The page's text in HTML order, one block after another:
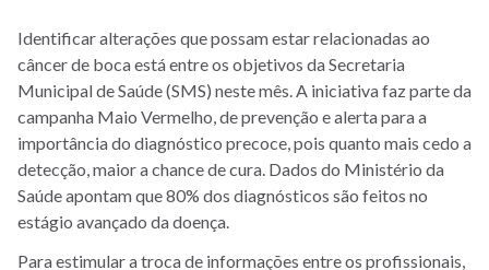
Identificar alterações que possam estar relacionadas ao
câncer de bocaestá entre os objetivos da Secretaria
Municipal de Saúde (SMS) neste mês. A iniciativa faz parte da
campanha Maio Vermelho, de prevenção e alerta para a
importância do diagnóstico precoce, pois quanto mais cedo a
detecção, maior a chance de cura. Dados do Ministério da
Saúde apontam que 80% dos diagnósticos são feitos no
estágio avançado da doença.
Para estimular a troca de informações entre os profissionais,